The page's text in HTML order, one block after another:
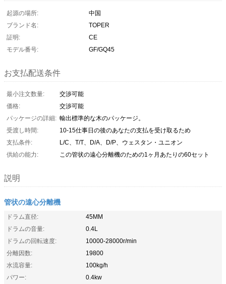
起源の場所:
中国
ブランド名:
TOPER
証明:
CE
モデル番号:
GF/GQ45
お支払配送条件
最小注文数量:
交渉可能
価格:
交渉可能
パッケージの詳細: 輸出標準的な木のパッケージ。
受渡し時間:
10-15仕事日の後のあなたの支払を受け取るため
支払条件:
L/C、T/T、D/A、D/P、ウェスタン・ユニオン
供給の能力:
この管状の遠心分離機のための1ヶ月あたりの60セット
説明
管状の遠心分離機
ドラム直径:
45MM
ドラムの音量:
0.4L
ドラムの回転速度:
10000-28000r/min
分離因数:
19800
水流容量:
100kg/h
パワー:
0.4kw